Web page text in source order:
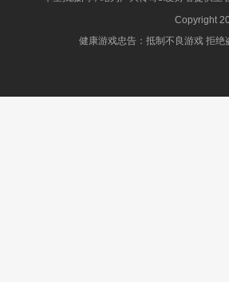
Copyright
健康游戏忠告：抵制不良游戏 拒